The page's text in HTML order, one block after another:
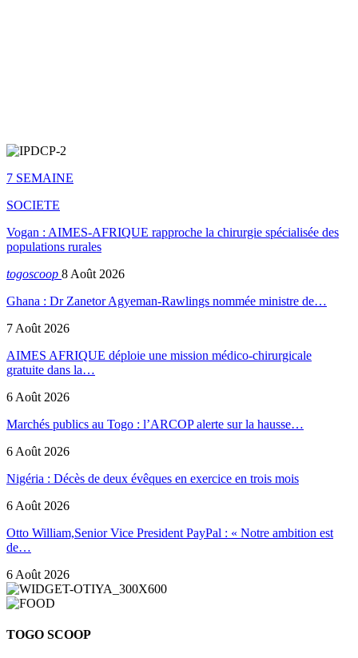
7 SEMAINE
SOCIETE
Vogan : AIMES-AFRIQUE rapproche la chirurgie spécialisée des
populations rurales
togoscoop 8 Août 2026
Ghana : Dr Zanetor Agyeman-Rawlings nommée ministre de…
7 Août 2026
AIMES AFRIQUE déploie une mission médico-chirurgicale
gratuite dans la…
6 Août 2026
Marchés publics au Togo : l’ARCOP alerte sur la hausse…
6 Août 2026
Nigéria : Décès de deux évêques en exercice en trois mois
6 Août 2026
Otto William,Senior Vice President PayPal : « Notre ambition est
de…
6 Août 2026
TOGO SCOOP